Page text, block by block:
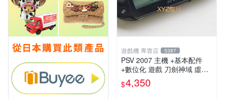
遊戲機 專賣店 5387
PSV 2007 主機 +基本配件
+數位化 遊戲 刀劍神域 虛空
幻界 保修一年
$4,350